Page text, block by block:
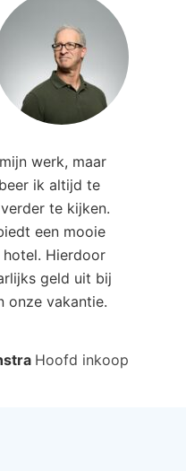
werk, maar
ik altijd te
te kijken.
een mooie
Hierdoor
geld uit bij
onze vakantie.
Hoofd inkoop